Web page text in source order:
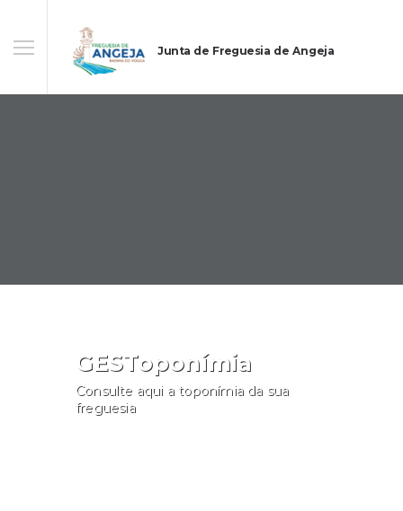
Junta de Freguesia de Angeja
GESToponímia
Consulte aqui a toponímia da sua
freguesia